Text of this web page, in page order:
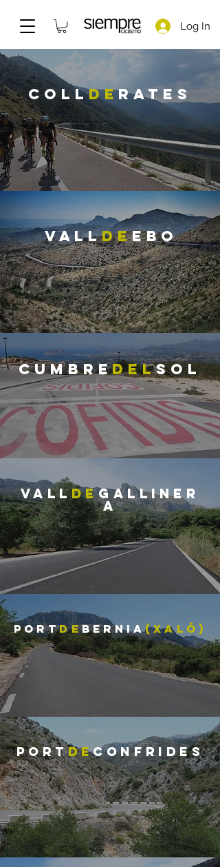
Log In
CollDERATES
VALLDEEBO
CUMBREDELSOL
VALLDEGALLINER
A
PORTDEBERNIA(XALÓ)
PORTDECONFRIDES